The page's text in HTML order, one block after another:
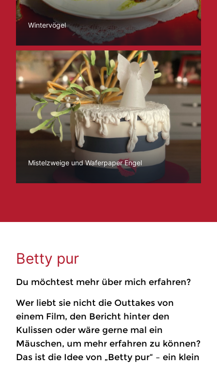
Wintervögel
Mistelzweige und Waferpaper Engel
Betty pur
Du möchtest mehr über mich erfahren?
Wer liebt sie nicht die Outtakes von
einem Film, den Bericht hinter den
Kulissen oder wäre gerne mal ein
Mäuschen, um mehr erfahren zu können?
Das ist die Idee von „Betty pur“ – ein klein